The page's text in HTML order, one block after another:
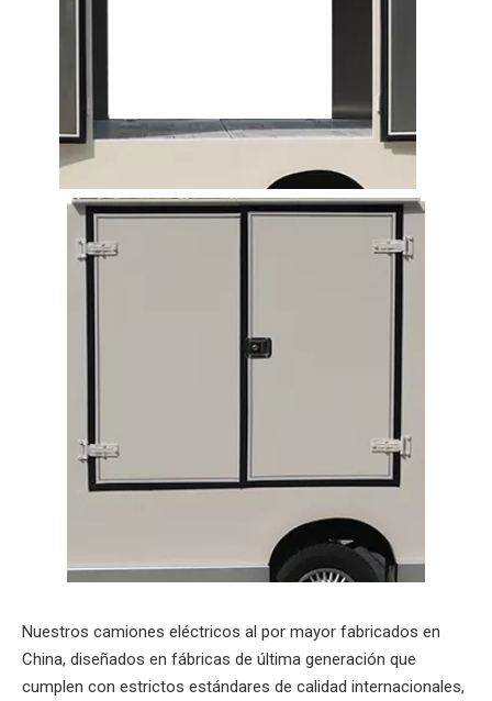
Nuestros camiones eléctricos al por mayor fabricados en
China, diseñados en fábricas de última generación que
cumplen con estrictos estándares de calidad internacionales,